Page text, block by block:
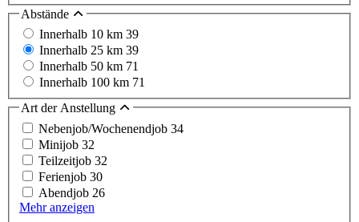
Abstände
Innerhalb 10 km 39
Innerhalb 25 km 39
Innerhalb 50 km 71
Innerhalb 100 km 71
Art der Anstellung
Nebenjob/Wochenendjob 34
Minijob 32
Teilzeitjob 32
Ferienjob 30
Abendjob 26
Mehr anzeigen